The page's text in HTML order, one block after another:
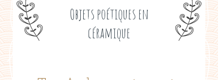
Objets poétiques en
céramique